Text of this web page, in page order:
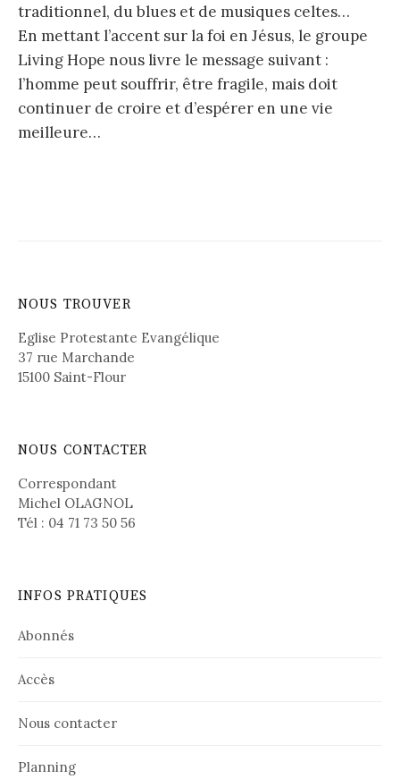
traditionnel, du blues et de musiques celtes…
En mettant l’accent sur la foi en Jésus, le groupe
Living Hope nous livre le message suivant :
l’homme peut souffrir, être fragile, mais doit
continuer de croire et d’espérer en une vie
meilleure…
NOUS TROUVER
Eglise Protestante Evangélique
37 rue Marchande
15100 Saint-Flour
NOUS CONTACTER
Correspondant
Michel OLAGNOL
Tél : 04 71 73 50 56
INFOS PRATIQUES
Abonnés
Accès
Nous contacter
Planning